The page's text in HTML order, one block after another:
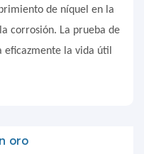
de níquel en la
corrosión. La prueba de
eficazmente la vida útil
oro